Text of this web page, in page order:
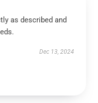
as described and
Dec 13, 2024